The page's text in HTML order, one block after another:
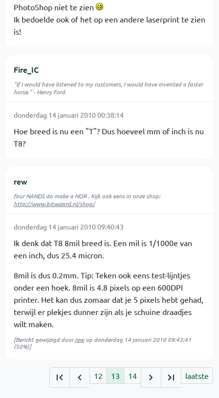
PhotoShop niet te zien
Ik bedoelde ook of het op een andere laserprint te zien
is!
Fire_IC
"If I would have listened to my customers, I would have invented a faster
horse." - Henry Ford
donderdag 14 januari 2010 00:38:14
Hoe breed is nu een "T"? Dus hoeveel mm of inch is nu
T8?
rew
four NANDS do make a NOR . Kijk ook eens in onze shop:
http://www.bitwizard.nl/shop/
donderdag 14 januari 2010 09:40:43
Ik denk dat T8 8mil breed is. Een mil is 1/1000e van
een inch, dus 25.4 micron.
8mil is dus 0.2mm. Tip: Teken ook eens test-lijntjes
onder een hoek. 8mil is 4.8 pixels op een 600DPI
printer. Het kan dus zomaar dat je 5 pixels hebt gehad,
terwijl er plekjes dunner zijn als je schuine draadjes
wilt maken.
[Bericht gewijzigd doorrewop donderdag 14 januari 2010 09:43:41
(50%)]
12 13 14 laatste